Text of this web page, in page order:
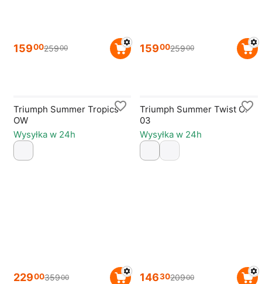
1590025900 1590025900
Triumph Summer Tropics
OW
Wysyłka w 24h
2290035900
Triumph Summer Twist OP
03
Wysyłka w 24h
1463020900